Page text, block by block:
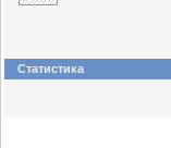
Статистика